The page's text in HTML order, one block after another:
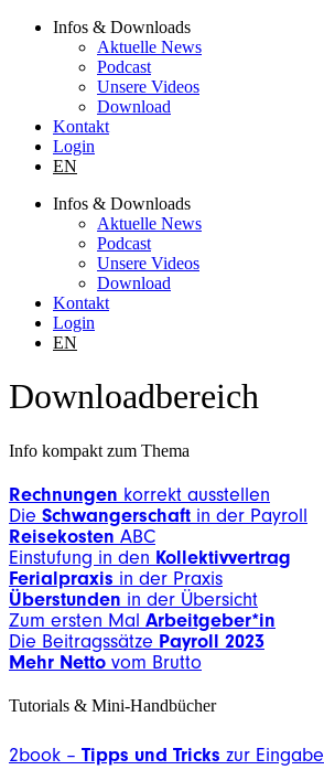
Infos & Downloads
Aktuelle News
Podcast
Unsere Videos
Download
Kontakt
Login
EN
Infos & Downloads
Aktuelle News
Podcast
Unsere Videos
Download
Kontakt
Login
EN
Downloadbereich
Info kompakt zum Thema
Rechnungen korrekt ausstellen
Die Schwangerschaft in der Payroll
Reisekosten ABC
Einstufung in den Kollektivvertrag
Ferialpraxis in der Praxis
Überstunden in der Übersicht
Zum ersten Mal Arbeitgeber*in
Die Beitragssätze Payroll 2023
Mehr Netto vom Brutto
Tutorials & Mini-Handbücher
2book – Tipps und Tricks zur Eingabe